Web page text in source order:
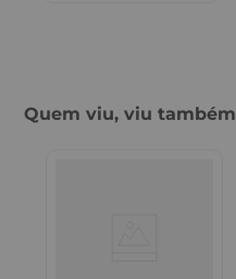
Quem viu, viu também